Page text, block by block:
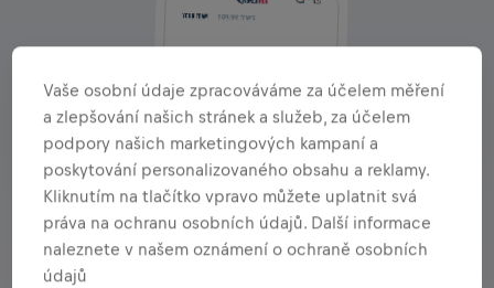
Vaše osobní údaje zpracováváme za účelem měření
a zlepšování našich stránek a služeb, za účelem
podpory našich marketingových kampaní a
poskytování personalizovaného obsahu a reklamy.
Kliknutím na tlačítko vpravo můžete uplatnit svá
práva na ochranu osobních údajů. Další informace
naleznete v našem oznámení o ochraně osobních
údajů